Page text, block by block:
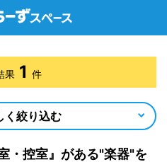
・控室』がある"楽器"を
果 1 件
く絞り込む